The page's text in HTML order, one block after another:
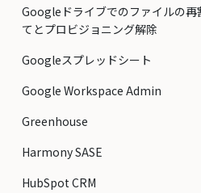
Googleドライブでのファイルの再
てとプロビジョニング解除
Googleスプレッドシート
Google Workspace Admin
Greenhouse
Harmony SASE
HubSpot CRM